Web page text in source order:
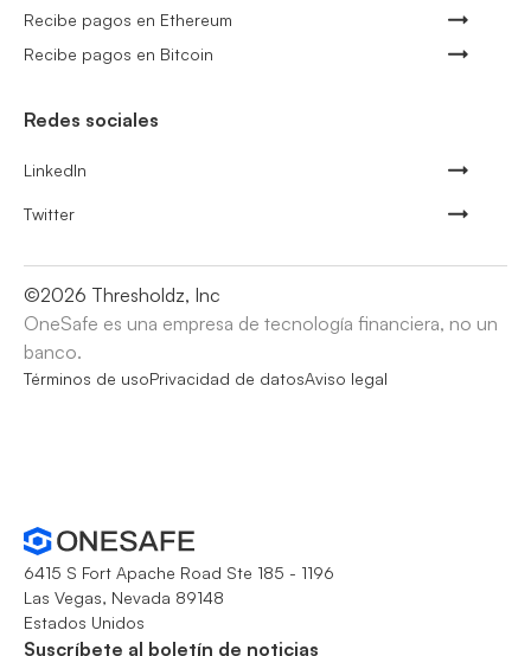
Recibe pagos en Ethereum
Recibe pagos en Bitcoin
Redes sociales
LinkedIn
Twitter
©2026 Thresholdz, Inc
OneSafe es una empresa de tecnología financiera, no un
banco.
Términos de usoPrivacidad de datosAviso legal
6415 S Fort Apache Road Ste 185 - 1196
Las Vegas, Nevada 89148
Estados Unidos
Suscríbete al boletín de noticias